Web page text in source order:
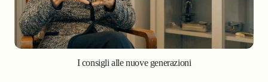
I consigli alle nuove generazioni